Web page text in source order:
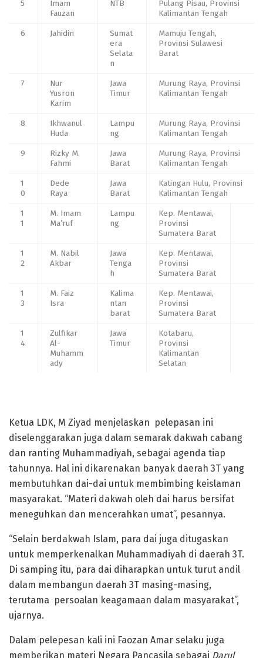
5
Imam
Fauzan
NTB
Pulang Pisau, Provinsi
Kalimantan Tengah
6
Jahidin
Sumat
era
Selata
n
Mamuju Tengah,
Provinsi Sulawesi
Barat
7
Nur
Yusron
Karim
Jawa
Timur
Murung Raya, Provinsi
Kalimantan Tengah
8
Ikhwanul
Huda
Lampu
ng
Murung Raya, Provinsi
Kalimantan Tengah
9
Rizky M.
Fahmi
Jawa
Barat
Murung Raya, Provinsi
Kalimantan Tengah
1
0
Dede
Raya
Jawa
Barat
Katingan Hulu, Provinsi
Kalimantan Tengah
1
1
M. Imam
Ma’ruf
Lampu
ng
Kep. Mentawai,
Provinsi
Sumatera Barat
1
2
M. Nabil
Akbar
Jawa
Tenga
h
Kep. Mentawai,
Provinsi
Sumatera Barat
1
3
M. Faiz
Isra
Kalima
ntan
barat
Kep. Mentawai,
Provinsi
Sumatera Barat
1
4
Zulfikar
Al-
Muhamm
ady
Jawa
Timur
Kotabaru,
Provinsi
Kalimantan
Selatan
Ketua LDK, M Ziyad menjelaskan pelepasan ini
diselenggarakan juga dalam semarak dakwah cabang
dan ranting Muhammadiyah, sebagai agenda tiap
tahunnya. Hal ini dikarenakan banyak daerah 3T yang
membutuhkan dai-dai untuk membimbing keislaman
masyarakat. “Materi dakwah oleh dai harus bersifat
meneguhkan dan mencerahkan umat”, pesannya.
“Selain berdakwah Islam, para dai juga ditugaskan
untuk memperkenalkan Muhammadiyah di daerah 3T.
Di samping itu, para dai diharapkan untuk turut andil
dalam membangun daerah 3T masing-masing,
terutama persoalan keagamaan dalam masyarakat”,
ujarnya.
Dalam pelepesan kali ini Faozan Amar selaku juga
memberikan materi Negara Pancasila sebagai Darul